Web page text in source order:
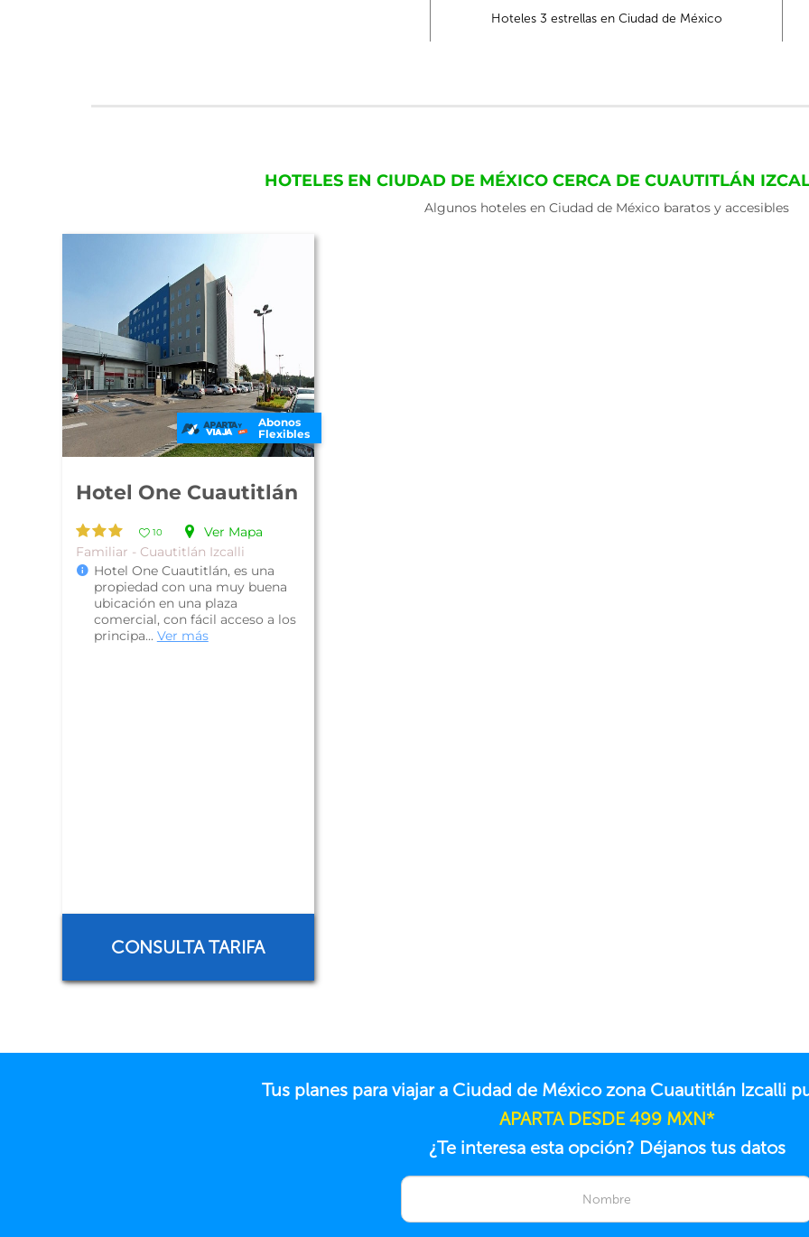
Hoteles 3 estrellas en Ciudad de México
HOTELES EN CIUDAD DE MÉXICO CERCA DE CUAUTITLÁN
Algunos hoteles en Ciudad de México baratos y accesibles
Abonos
Flexibles
Hotel One Cuautitlán
10
Ver Mapa
Familiar - Cuautitlán Izcalli
Hotel One Cuautitlán, es una
propiedad con una muy buena
ubicación en una plaza
comercial, con fácil acceso a los
principa... Ver más
CONSULTA TARIFA
Tus planes para viajar a Ciudad de México zona Cuautitlán Izcalli
APARTA DESDE 499 MXN*
¿Te interesa esta opción? Déjanos tus datos